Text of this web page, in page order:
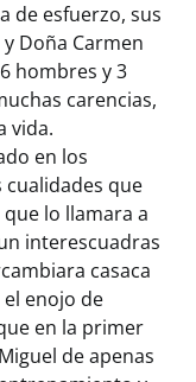
de esfuerzo, sus
Doña Carmen
hombres y 3
carencias,
vida.
en los
cualidades que
que lo llamara a
interescuadras
casaca
el enojo de
en la primer
de apenas